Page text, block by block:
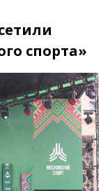
спорта»